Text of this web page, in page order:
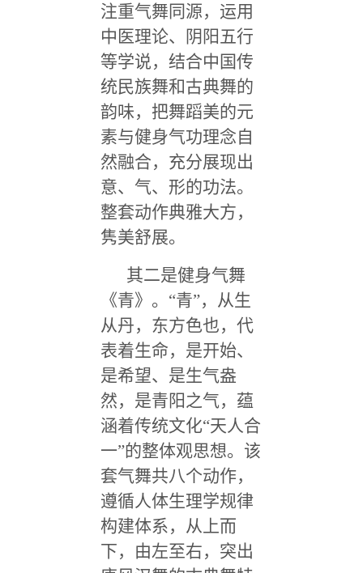
注重气舞同源，运用
中医理论、阴阳五行
等学说，结合中国传
统民族舞和古典舞的
韵味，把舞蹈美的元
素与健身气功理念自
然融合，充分展现出
意、气、形的功法。
整套动作典雅大方，
隽美舒展。
其二是健身气舞
《青》。“青”，从生
从丹，东方色也，代
表着生命，是开始、
是希望、是生气盎
然，是青阳之气，蕴
涵着传统文化“天人合
一”的整体观思想。该
套气舞共八个动作，
遵循人体生理学规律
构建体系，从上而
下，由左至右，突出